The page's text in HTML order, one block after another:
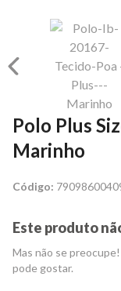
Polo Plus
Marinho
Código:
Este produto
Mas não se
pode gostar.